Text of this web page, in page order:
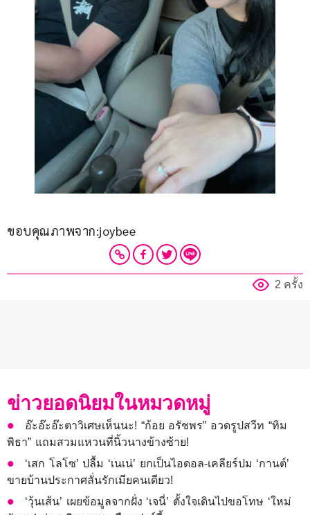
ขอบคุณภาพจาก:joybee
2 ครั้ง
ข่าวยอดนิยมในหมวดหมู่
อ๊ะอ๊ะอ๊ะตาวิเศษเห็นนะ! “ก้อย อรัชพร” อวดรูปสวีท “ทิม
พิธา” แถมสวมแหวนที่นิ้วนางข้างซ้าย!
‘เสก โลโซ’ ปลื้ม ‘เนเน่’ ยกเป็นไอดอล-เคลียร์ปม ‘กานต์’
ขายบ้านประกาศลั่นรักเมียคนเดียว!
‘วุ้นเส้น’ เผยข้อมูลจากฝั่ง ‘เจนี่’ ตั้งใจเดินไปขอโทษ ‘ใหม่